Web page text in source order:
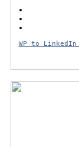
WP to